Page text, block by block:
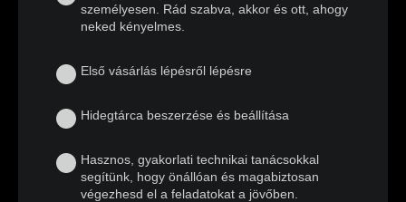
személyesen. Rád szabva, akkor és ott, ahogy
neked kényelmes.
Első vásárlás lépésről lépésre
Hidegtárca beszerzése és beállítása
Hasznos, gyakorlati technikai tanácsokkal
segítünk, hogy önállóan és magabiztosan
végezhesd el a feladatokat a jövőben.